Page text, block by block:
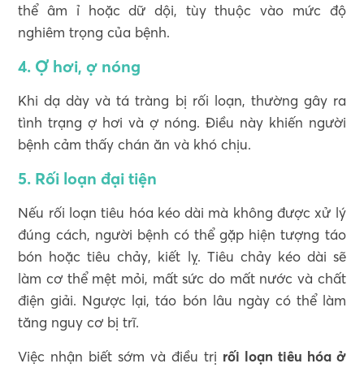
thể âm ỉ hoặc dữ dội, tùy thuộc vào mức độ
nghiêm trọng của bệnh.
4. Ợ hơi, ợ nóng
Khi dạ dày và tá tràng bị rối loạn, thường gây ra
tình trạng ợ hơi và ợ nóng. Điều này khiến người
bệnh cảm thấy chán ăn và khó chịu.
5. Rối loạn đại tiện
Nếu rối loạn tiêu hóa kéo dài mà không được xử lý
đúng cách, người bệnh có thể gặp hiện tượng táo
bón hoặc tiêu chảy, kiết lỵ. Tiêu chảy kéo dài sẽ
làm cơ thể mệt mỏi, mất sức do mất nước và chất
điện giải. Ngược lại, táo bón lâu ngày có thể làm
tăng nguy cơ bị trĩ.
Việc nhận biết sớm và điều trị rối loạn tiêu hóa ở